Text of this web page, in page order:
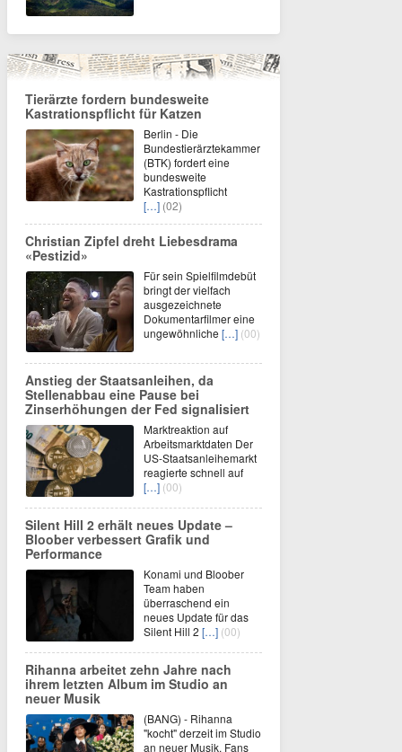
Tierärzte fordern bundesweite
Kastrationspflicht für Katzen
Berlin - Die
Bundestierärztekammer
(BTK) fordert eine
bundesweite
Kastrationspflicht
[…] (02)
Christian Zipfel dreht Liebesdrama
«Pestizid»
Für sein Spielfilmdebüt
bringt der vielfach
ausgezeichnete
Dokumentarfilmer eine
ungewöhnliche […] (00)
Anstieg der Staatsanleihen, da
Stellenabbau eine Pause bei
Zinserhöhungen der Fed signalisiert
Marktreaktion auf
Arbeitsmarktdaten Der
US-Staatsanleihemarkt
reagierte schnell auf
[…] (00)
Silent Hill 2 erhält neues Update –
Bloober verbessert Grafik und
Performance
Konami und Bloober
Team haben
überraschend ein
neues Update für das
Silent Hill 2 […] (00)
Rihanna arbeitet zehn Jahre nach
ihrem letzten Album im Studio an
neuer Musik
(BANG) - Rihanna
"kocht" derzeit im Studio
an neuer Musik. Fans